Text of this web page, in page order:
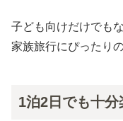
子ども向けだけでも
家族旅行にぴったり
1泊2日でも十分